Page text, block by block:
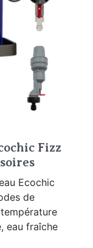
Fizz
Ecochic
de
eau fraîche